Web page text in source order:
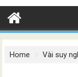
Home Vài suy